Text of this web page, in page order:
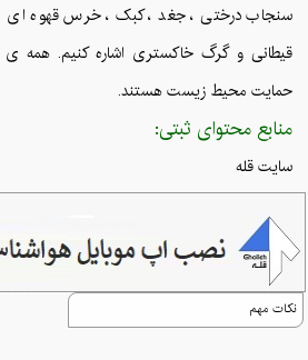
سنجاب درختی ، جغد ، کبک ، خرس قهوه ای ،
قیطانی و گرگ خاکستری اشاره کنیم. همه
حمایت محیط زیست هستند.
منابع محتوای ثبتی:
سایت قله
نکات مهم